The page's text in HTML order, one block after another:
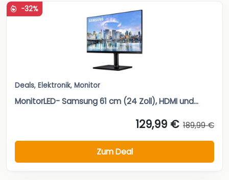
-32%
Deals, Elektronik, Monitor
MonitorLED- Samsung 61 cm (24 Zoll), HDMI und...
129,99 € 189,99 €
Zum Deal